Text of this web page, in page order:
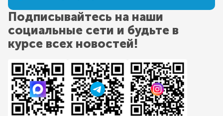
Подписывайтесь на наши
социальные сети и будьте в
курсе всех новостей!